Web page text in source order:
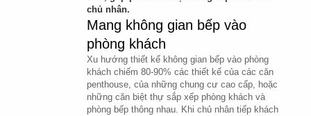
chủ nhân.
Mang không gian bếp vào
phòng khách
Xu hướng thiết kế không gian bếp vào phòng
khách chiếm 80-90% các thiết kế của các căn
penthouse, của những chung cư cao cấp, hoặc
những căn biệt thự sắp xếp phòng khách và
phòng bếp thông nhau. Khi chủ nhân tiếp khách